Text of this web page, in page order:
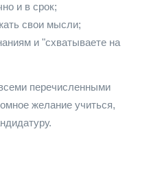
и в срок;
свои мысли;
и "схватываете на
перечисленными
желание учиться,